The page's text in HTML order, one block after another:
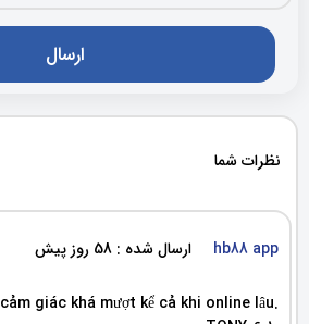
نظرات شما
hb88 app ارسال شده : 58 روز پیش
cảm giác khá mượt kể cả khi online lâu.